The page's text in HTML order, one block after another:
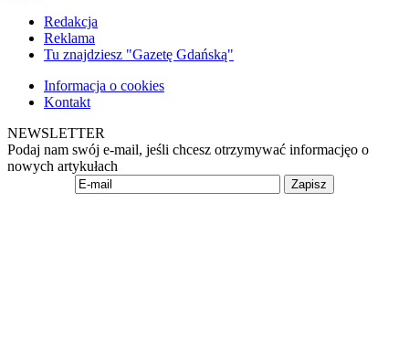
Redakcja
Reklama
Tu znajdziesz "Gazetę Gdańską"
Informacja o cookies
Kontakt
NEWSLETTER
Podaj nam swój e-mail, jeśli chcesz otrzymywać informacjęo o
nowych artykułach
Zapisz